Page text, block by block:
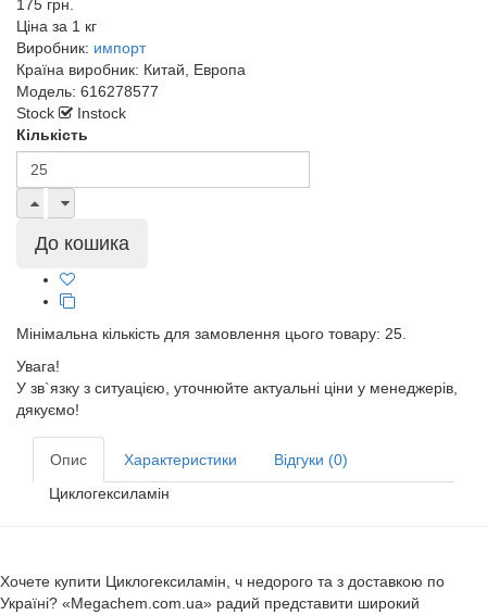
175 грн.
Ціна за 1 кг
Виробник: импорт
Країна виробник: Китай, Европа
Модель: 616278577
Stock
Instock
Кількість
Мінімальна кількість для замовлення цього товару: 25.
Увага!
У зв`язку з ситуацією, уточнюйте актуальні ціни у менеджерів,
дякуємо!
Опис Характеристики
Відгуки (0)
Циклогексиламін
Хочете купити Циклогексиламін, ч недорого та з доставкою по
Україні? «Megachem.com.ua» радий представити широкий